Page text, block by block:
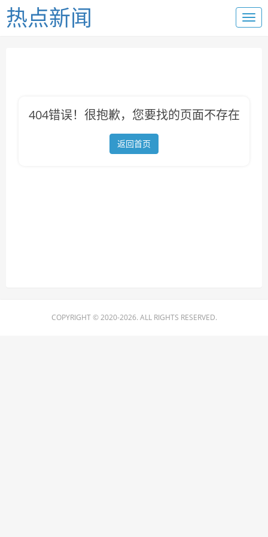
热点新闻
404错误！很抱歉，您要找的页面不存在
返回首页
COPYRIGHT © 2020-2026. ALL RIGHTS RESERVED.